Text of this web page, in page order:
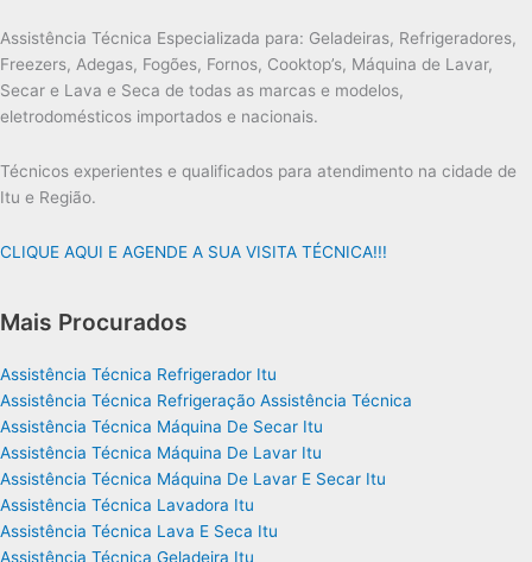
Assistência Técnica Especializada para: Geladeiras, Refrigeradores,
Freezers, Adegas, Fogões, Fornos, Cooktop’s, Máquina de Lavar,
Secar e Lava e Seca de todas as marcas e modelos,
eletrodomésticos importados e nacionais.
Técnicos experientes e qualificados para atendimento na cidade de
Itu e Região.
CLIQUE AQUI E AGENDE A SUA VISITA TÉCNICA!!!
Mais Procurados
Assistência Técnica Refrigerador Itu
Assistência Técnica Refrigeração Assistência Técnica
Assistência Técnica Máquina De Secar Itu
Assistência Técnica Máquina De Lavar Itu
Assistência Técnica Máquina De Lavar E Secar Itu
Assistência Técnica Lavadora Itu
Assistência Técnica Lava E Seca Itu
Assistência Técnica Geladeira Itu